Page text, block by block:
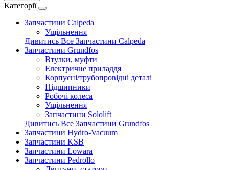
Категорії
Запчастини Calpeda
Ущільнення
Дивитись Все Запчастини Calpeda
Запчастини Grundfos
Втулки, муфти
Електричне приладдя
Корпусні/трубопровідні деталі
Підшипники
Робочі колеса
Ущільнення
Запчастини Sololift
Дивитись Все Запчастини Grundfos
Запчастини Hydro-Vacuum
Запчастини KSB
Запчастини Lowara
Запчастини Pedrollo